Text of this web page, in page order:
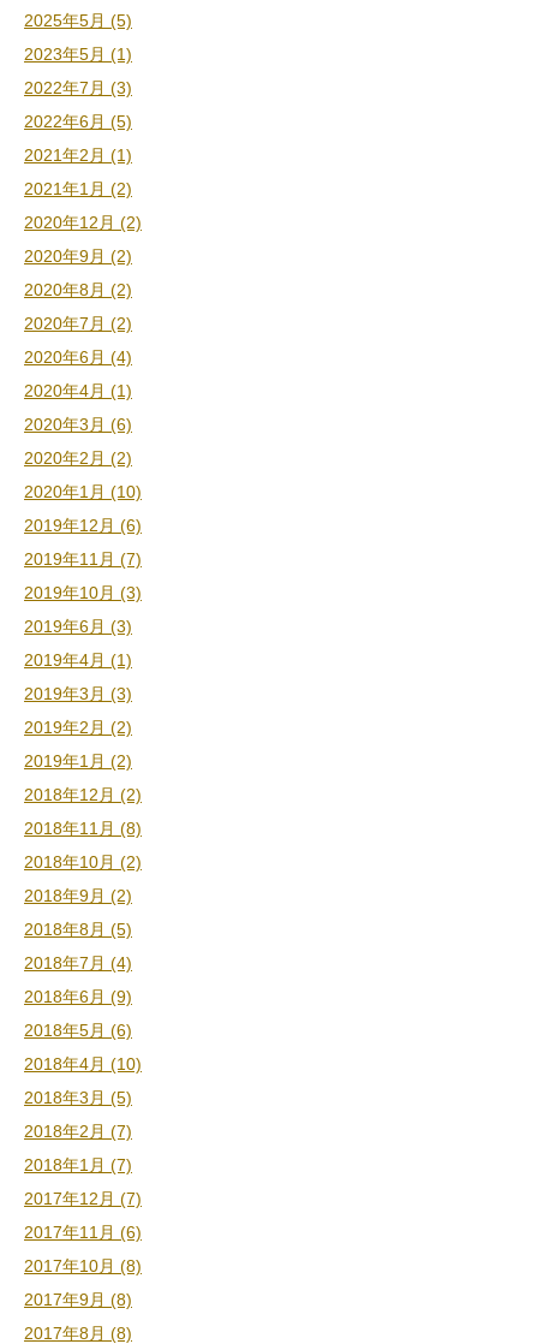
2025年5月 (5)
2023年5月 (1)
2022年7月 (3)
2022年6月 (5)
2021年2月 (1)
2021年1月 (2)
2020年12月 (2)
2020年9月 (2)
2020年8月 (2)
2020年7月 (2)
2020年6月 (4)
2020年4月 (1)
2020年3月 (6)
2020年2月 (2)
2020年1月 (10)
2019年12月 (6)
2019年11月 (7)
2019年10月 (3)
2019年6月 (3)
2019年4月 (1)
2019年3月 (3)
2019年2月 (2)
2019年1月 (2)
2018年12月 (2)
2018年11月 (8)
2018年10月 (2)
2018年9月 (2)
2018年8月 (5)
2018年7月 (4)
2018年6月 (9)
2018年5月 (6)
2018年4月 (10)
2018年3月 (5)
2018年2月 (7)
2018年1月 (7)
2017年12月 (7)
2017年11月 (6)
2017年10月 (8)
2017年9月 (8)
2017年8月 (8)